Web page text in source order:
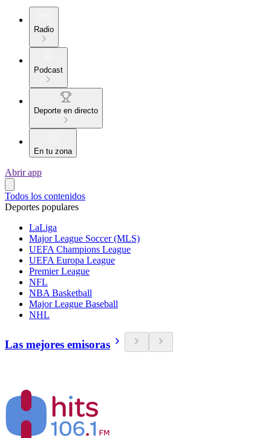
Radio
Podcast
Deporte en directo
En tu zona
Abrir app
Todos los contenidos
Deportes populares
LaLiga
Major League Soccer (MLS)
UEFA Champions League
UEFA Europa League
Premier League
NFL
NBA Basketball
Major League Baseball
NHL
Las mejores emisoras